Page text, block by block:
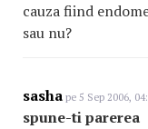
cauza fiind
sau nu?
sasha pe 5 Sep 2006,
spune-ti parerea